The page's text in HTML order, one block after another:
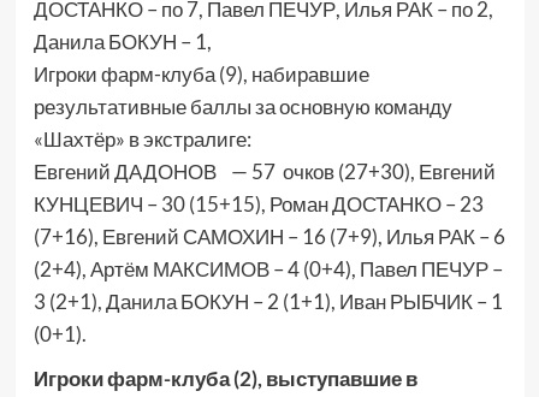
ДОСТАНКО – по 7, Павел ПЕЧУР, Илья РАК – по 2,
Данила БОКУН – 1,
Игроки фарм-клуба (9), набиравшие
результативные баллы за основную команду
«Шахтёр» в экстралиге:
Евгений ДАДОНОВ — 57 очков (27+30), Евгений
КУНЦЕВИЧ – 30 (15+15), Роман ДОСТАНКО – 23
(7+16), Евгений САМОХИН – 16 (7+9), Илья РАК – 6
(2+4), Артём МАКСИМОВ – 4 (0+4), Павел ПЕЧУР –
3 (2+1), Данила БОКУН – 2 (1+1), Иван РЫБЧИК – 1
(0+1).
Игроки фарм-клуба (2), выступавшие в